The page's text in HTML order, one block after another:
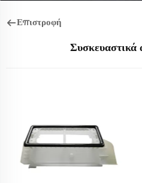
Επιστροφή
Συσκευαστικά